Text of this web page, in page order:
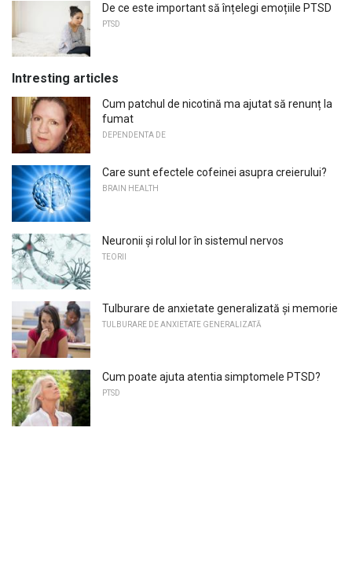
De ce este important să înțelegi emoțiile PTSD
PTSD
Intresting articles
Cum patchul de nicotină ma ajutat să renunț la
fumat
DEPENDENTA DE
Care sunt efectele cofeinei asupra creierului?
BRAIN HEALTH
Neuronii și rolul lor în sistemul nervos
TEORII
Tulburare de anxietate generalizată și memorie
TULBURARE DE ANXIETATE GENERALIZATĂ
Cum poate ajuta atentia simptomele PTSD?
PTSD